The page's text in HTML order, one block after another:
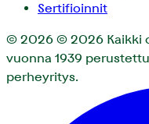
Sertifioinnit
© 2026 © 2026 Kaikki
vuonna 1939
perheyritys.